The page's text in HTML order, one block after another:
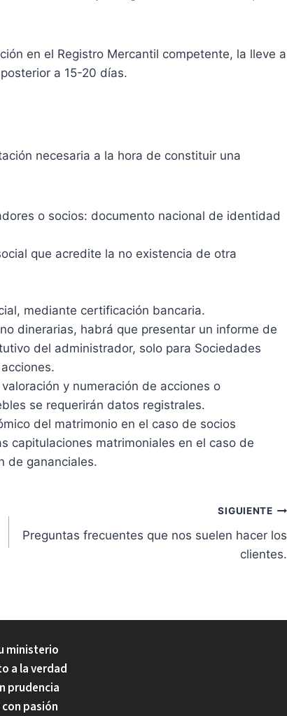
en el Registro Mercantil competente, la lleve a
a 15-20 días.
necesaria a la hora de constituir una
o socios: documento nacional de identidad
que acredite la no existencia de otra
mediante certificación bancaria.
dinerarias, habrá que presentar un informe de
del administrador, solo para Sociedades
y numeración de acciones o
se requerirán datos registrales.
del matrimonio en el caso de socios
capitulaciones matrimoniales en el caso de
de gananciales.
SIGUIENTE
Preguntas frecuentes que nos suelen hacer los
clientes.
ministerio
a la verdad
prudencia
pasión